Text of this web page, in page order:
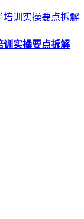
训实操要点拆解